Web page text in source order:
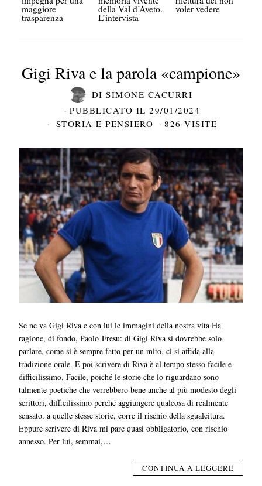
maggiore
trasparenza
della Val d’Aveto.
L’intervista
voler vedere
Gigi Riva e la parola «campione»
DISIMONE CACURRI
PUBBLICATO IL 29/01/2024
STORIA E PENSIERO
826 VISITE
Se ne va Gigi Riva e con lui le immagini della nostra vita Ha
ragione, di fondo, Paolo Fresu: di Gigi Riva si dovrebbe solo
parlare, come si è sempre fatto per un mito, ci si affida alla
tradizione orale. E poi scrivere di Riva è al tempo stesso facile e
difficilissimo. Facile, poiché le storie che lo riguardano sono
talmente poetiche che verrebbero bene anche al più modesto degli
scrittori, difficilissimo perché aggiungere qualcosa di realmente
sensato, a quelle stesse storie, corre il rischio della sgualcitura.
Eppure scrivere di Riva mi pare quasi obbligatorio, con rischio
annesso. Per lui, semmai,…
CONTINUA A LEGGERE